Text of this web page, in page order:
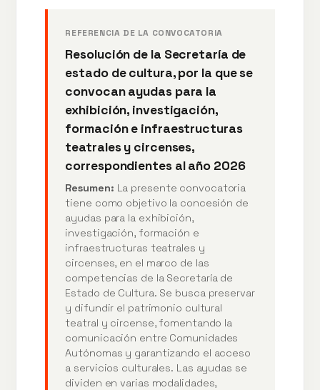
REFERENCIA DE LA CONVOCATORIA
Resolución de la Secretaría de
estado de cultura, por la que se
convocan ayudas para la
exhibición, investigación,
formación e infraestructuras
teatrales y circenses,
correspondientes al año 2026
Resumen: La presente convocatoria
tiene como objetivo la concesión de
ayudas para la exhibición,
investigación, formación e
infraestructuras teatrales y
circenses, en el marco de las
competencias de la Secretaría de
Estado de Cultura. Se busca preservar
y difundir el patrimonio cultural
teatral y circense, fomentando la
comunicación entre Comunidades
Autónomas y garantizando el acceso
a servicios culturales. Las ayudas se
dividen en varias modalidades,